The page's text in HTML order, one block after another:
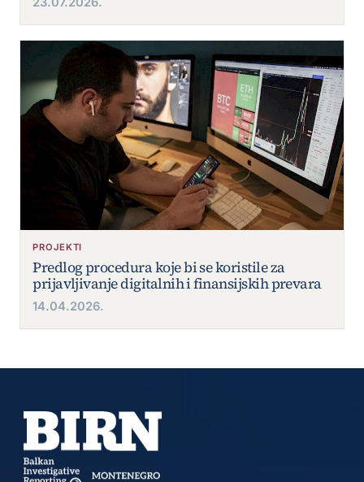
PROJEKTI
Predlog procedura koje bi se koristile za
prijavljivanje digitalnih i finansijskih prevara
14.04.2026.